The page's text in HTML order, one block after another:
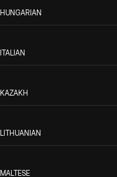
HUNGARIAN
ITALIAN
KAZAKH
LITHUANIAN
MALTESE